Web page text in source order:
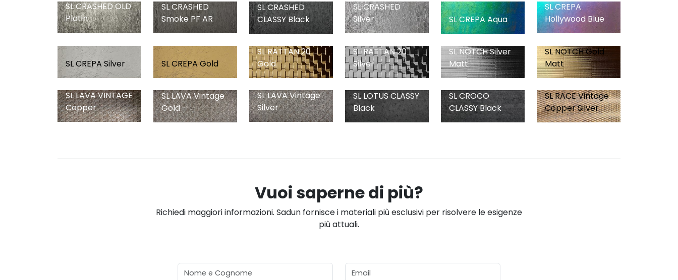
SL CRASHED OLD
Platin
SL CRASHED
Smoke PF AR
SL CRASHED
CLASSY Black
SL CRASHED
Silver
SL CREPA Aqua
SL CREPA
Hollywood Blue
SL CREPA Silver SL CREPA Gold
SL RATTAN 20
Gold
SL RATTAN 20
Silver
SL NOTCH Silver
Matt
SL NOTCH Gold
Matt
SL LAVA VINTAGE
Copper
SL LAVA Vintage
Gold
SL LAVA Vintage
Silver
SL LOTUS CLASSY
Black
SL CROCO
CLASSY Black
SL RACE Vintage
Copper Silver
Vuoi saperne di più?
Richiedi maggiori informazioni. Sadun fornisce i materiali più esclusivi per risolvere le esigenze
più attuali.
Nome e Cognome Email